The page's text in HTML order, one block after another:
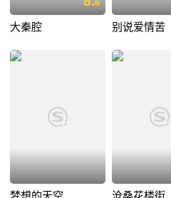
6
大秦腔 别说爱情苦